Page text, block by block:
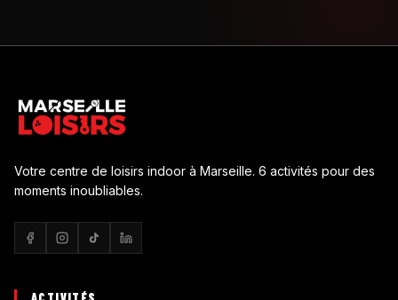
Votre centre de loisirs indoor à Marseille. 6 activités pour des
moments inoubliables.